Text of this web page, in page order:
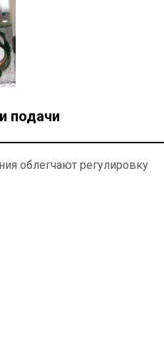
подачи
облегчают регулировку